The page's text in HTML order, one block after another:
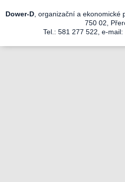
Dower-D , organizační a ekonomické
750 02,
Tel.: 581 277 522, e-mail: